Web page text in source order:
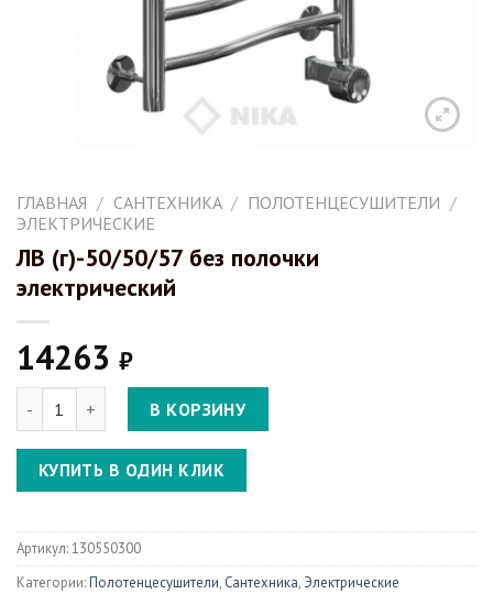
ГЛАВНАЯ / САНТЕХНИКА / ПОЛОТЕНЦЕСУШИТЕЛИ /
ЭЛЕКТРИЧЕСКИЕ
ЛВ (г)-50/50/57 без полочки
электрический
14263 ₽
Количество ЛВ (г)-50/50/57 без полочки электрический
В КОРЗИНУ
КУПИТЬ В ОДИН КЛИК
Артикул:130550300
Категории:Полотенцесушители, Сантехника, Электрические